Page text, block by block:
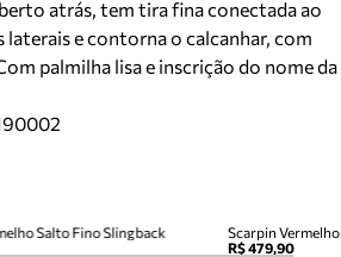
atrás, tem tira fina conectada ao
laterais e contorna o calcanhar, com
palmilha lisa e inscrição do nome da
Salto Fino Slingback
Scarpin
R$ 479,90